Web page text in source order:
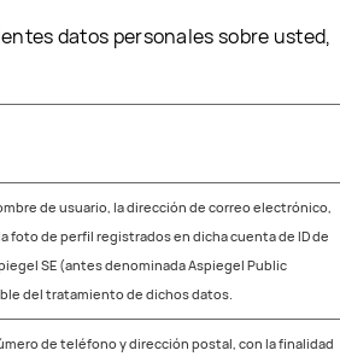
datos personales sobre usted,
de usuario, la dirección de correo electrónico,
foto de perfil registrados en dicha cuenta de ID de
SE (antes denominada Aspiegel Public
del tratamiento de dichos datos.
de teléfono y dirección postal, con la finalidad